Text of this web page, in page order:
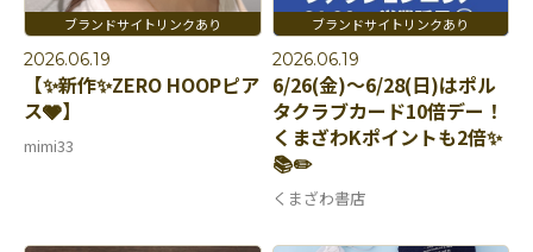
2026.06.19
【✨新作✨ZERO HOOPピア
ス🩶】
mimi33
2026.06.19
6/26(金)〜6/28(日)はポル
タクラブカード10倍デー！
くまざわKポイントも2倍✨
📚✏️
くまざわ書店